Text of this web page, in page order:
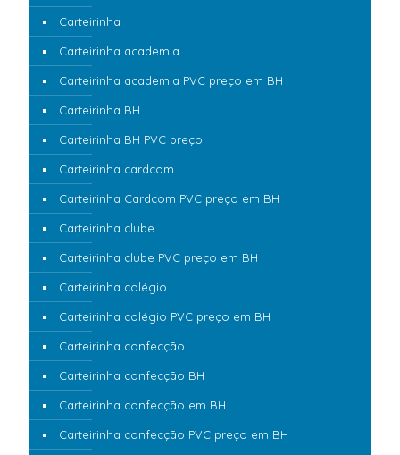
Carteirinha
Carteirinha academia
Carteirinha academia PVC preço em BH
Carteirinha BH
Carteirinha BH PVC preço
Carteirinha cardcom
Carteirinha Cardcom PVC preço em BH
Carteirinha clube
Carteirinha clube PVC preço em BH
Carteirinha colégio
Carteirinha colégio PVC preço em BH
Carteirinha confecção
Carteirinha confecção BH
Carteirinha confecção em BH
Carteirinha confecção PVC preço em BH